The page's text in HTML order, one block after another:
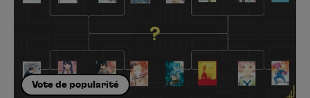
Vote de popularité